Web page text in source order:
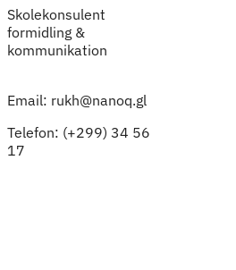
Skolekonsulent
formidling &
kommunikation
Email: rukh@nanoq.gl
Telefon: (+299) 34 56
17